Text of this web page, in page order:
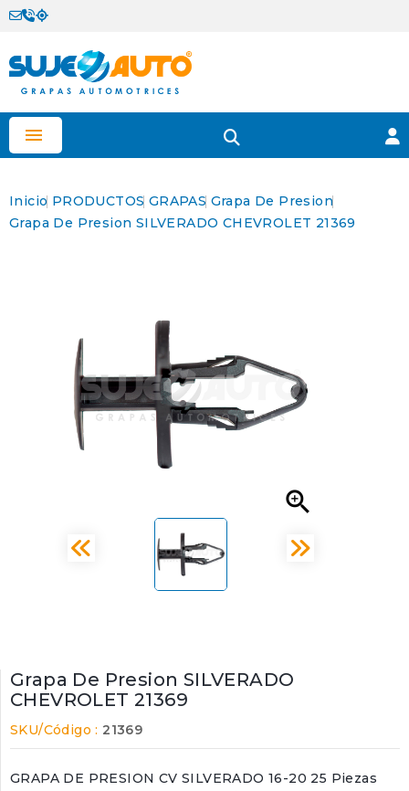

Inicio PRODUCTOS GRAPAS Grapa De Presion
Grapa De Presion SILVERADO CHEVROLET 21369

Grapa De Presion SILVERADO
CHEVROLET 21369
SKU/Código : 21369
GRAPA DE PRESION CV SILVERADO 16-20 25 Piezas